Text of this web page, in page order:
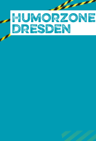
Humorzone
Dresden